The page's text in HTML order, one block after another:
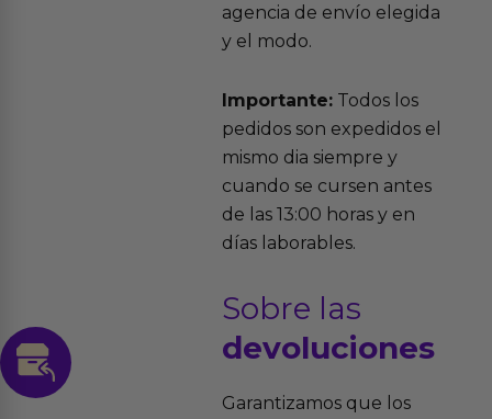
agencia de envío elegida
y el modo.
Importante:Todos los
pedidos son expedidos el
mismo dia siempre y
cuando se cursen antes
de las 13:00 horas y en
días laborables.
Sobre las
devoluciones
Garantizamos que los